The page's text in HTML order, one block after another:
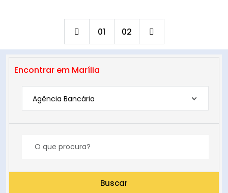
01 02
Encontrar em Marília
Agência Bancária
Buscar